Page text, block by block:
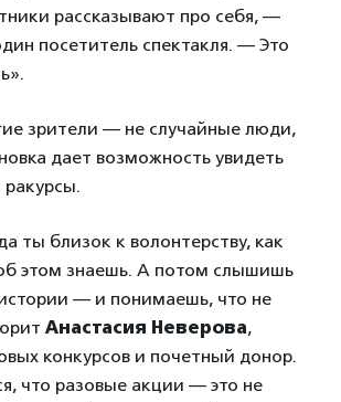
рассказывают про себя, —
посетитель спектакля. — Это
зрители — не случайные люди,
дает возможность увидеть
ракурсы.
ты близок к волонтерству, как
этом знаешь. А потом слышишь
— и понимаешь, что не
Анастасия Неверова,
конкурсов и почетный донор.
что разовые акции — это не